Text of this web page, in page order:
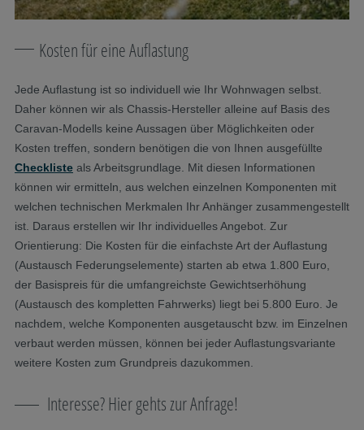
Kosten für eine Auflastung
Jede Auflastung ist so individuell wie Ihr Wohnwagen selbst.
Daher können wir als Chassis-Hersteller alleine auf Basis des
Caravan-Modells keine Aussagen über Möglichkeiten oder
Kosten treffen, sondern benötigen die von Ihnen ausgefüllte
Checkliste als Arbeitsgrundlage. Mit diesen Informationen
können wir ermitteln, aus welchen einzelnen Komponenten mit
welchen technischen Merkmalen Ihr Anhänger zusammengestellt
ist. Daraus erstellen wir Ihr individuelles Angebot. Zur
Orientierung: Die Kosten für die einfachste Art der Auflastung
(Austausch Federungselemente) starten ab etwa 1.800 Euro,
der Basispreis für die umfangreichste Gewichtserhöhung
(Austausch des kompletten Fahrwerks) liegt bei 5.800 Euro. Je
nachdem, welche Komponenten ausgetauscht bzw. im Einzelnen
verbaut werden müssen, können bei jeder Auflastungsvariante
weitere Kosten zum Grundpreis dazukommen.
Interesse? Hier gehts zur Anfrage!